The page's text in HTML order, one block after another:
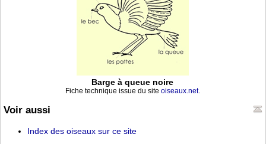
Barge à queue noire
Fiche technique issue du site oiseaux.net.
Voir aussi
Index des oiseaux sur ce site